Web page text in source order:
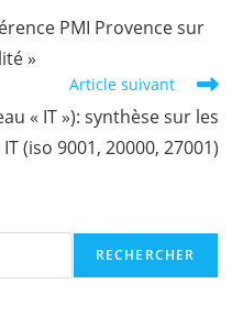
PMI Provence sur
»
Article suivant
« IT »): synthèse sur les
(iso 9001, 20000, 27001)
RECHERCHER